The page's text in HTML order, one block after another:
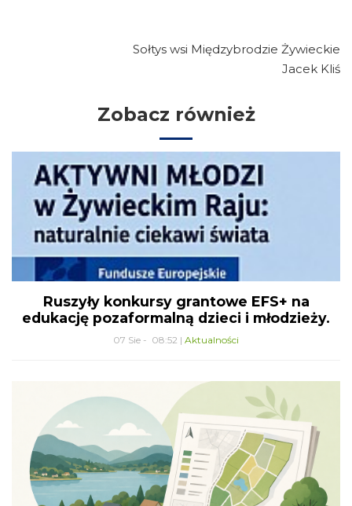
Sołtys wsi Międzybrodzie Żywieckie
Jacek Kliś
Zobacz również
Ruszyły konkursy grantowe EFS+ na
edukację pozaformalną dzieci i młodzieży.
07 Sie - 08:52 | Aktualności